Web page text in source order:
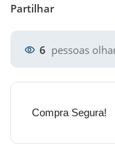
Partilhar
6 pessoas
Compra Segura!